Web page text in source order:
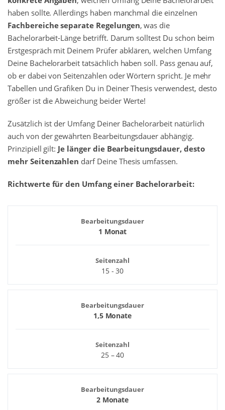
haben sollte. Allerdings haben manchmal die einzelnen
Fachbereiche separate Regelungen, was die
Bachelorarbeit-Länge betrifft. Darum solltest Du schon beim
Erstgespräch mit Deinem Prüfer abklären, welchen Umfang
Deine Bachelorarbeit tatsächlich haben soll. Pass genau auf,
ob er dabei von Seitenzahlen oder Wörtern spricht. Je mehr
Tabellen und Grafiken Du in Deiner Thesis verwendest, desto
größer ist die Abweichung beider Werte!
Zusätzlich ist der Umfang Deiner Bachelorarbeit natürlich
auch von der gewährten Bearbeitungsdauer abhängig.
Prinzipiell gilt: Je länger die Bearbeitungsdauer, desto
mehr Seitenzahlen darf Deine Thesis umfassen.
Richtwerte für den Umfang einer Bachelorarbeit:
Bearbeitungsdauer
1 Monat
Seitenzahl
15 - 30
Bearbeitungsdauer
1,5 Monate
Seitenzahl
25 – 40
Bearbeitungsdauer
2 Monate